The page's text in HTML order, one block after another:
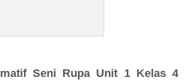
Seni Rupa Unit 1 Kelas 4